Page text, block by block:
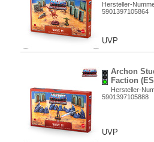
Hersteller-
5901397105864
UVP
Archon
Faction
Hersteller-
5901397105888
UVP